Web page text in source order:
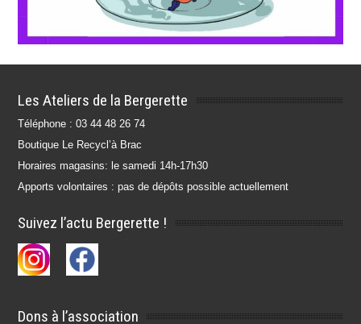
Les Ateliers de la Bergerette
Téléphone : 03 44 48 26 74
Boutique Le Recycl’à Brac
Horaires magasins: le samedi 14h-17h30
Apports volontaires : pas de dépôts possible actuellement
Suivez l’actu Bergerette !
Dons à l’association